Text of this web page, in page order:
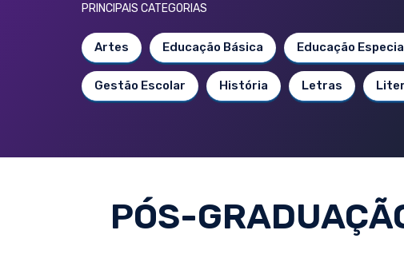
PRINCIPAIS CATEGORIAS
Artes Educação Básica Educação
Gestão Escolar História Letras
PÓS-